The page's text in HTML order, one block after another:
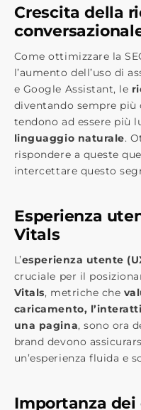
Crescita della
Come ottimizzare la
l’aumento dell’uso di
e Google Assistant, le
diventando sempre più
tendono ad essere più
linguaggio naturale.
rispondere a queste
intercettare questo
Esperienza
Vitals
L’esperienza utente
cruciale per il
Vitals, metriche che
caricamento,
una pagina, sono ora
brand devono
un’esperienza fluida e
Importanza